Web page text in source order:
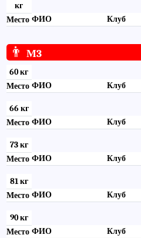
кг
Место ФИО Клуб
👨 М3
60 кг
Место ФИО Клуб
66 кг
Место ФИО Клуб
73 кг
Место ФИО Клуб
81 кг
Место ФИО Клуб
90 кг
Место ФИО Клуб